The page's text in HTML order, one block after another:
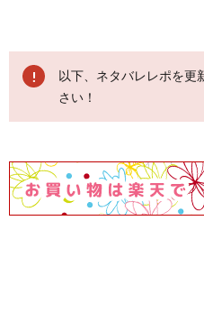
以下、ネタバレレポを更
さい！